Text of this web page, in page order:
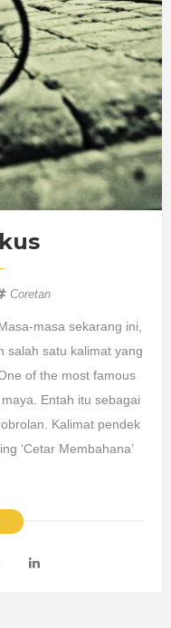
Coretan
masa sekarang ini,
salah satu kalimat yang
of the most famous
Entah itu sebagai
Kalimat pendek
‘Cetar Membahana’